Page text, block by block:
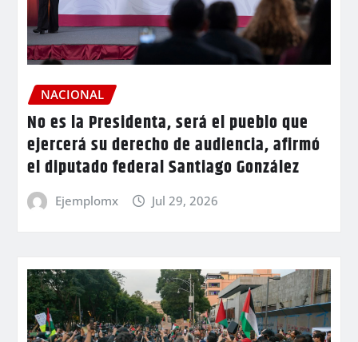
NACIONAL
No es la Presidenta, será el pueblo que
ejercerá su derecho de audiencia, afirmó
el diputado federal Santiago González
Ejemplomx Jul 29, 2026